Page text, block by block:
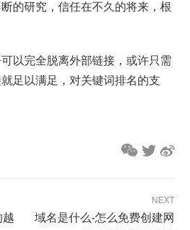
的研究，信任在不久的将来，根
以完全脱离外部链接，或许只需
足以满足，对关键词排名的支
越
NEXT
域名是什么-怎么免费创建网